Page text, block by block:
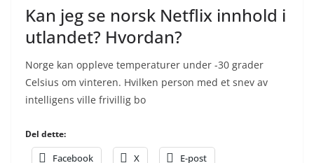
Kan jeg se norsk Netflix innhold i
utlandet? Hvordan?
Norge kan oppleve temperaturer under -30 grader
Celsius om vinteren. Hvilken person med et snev av
intelligens ville frivillig bo
Del dette:
Facebook X E-post